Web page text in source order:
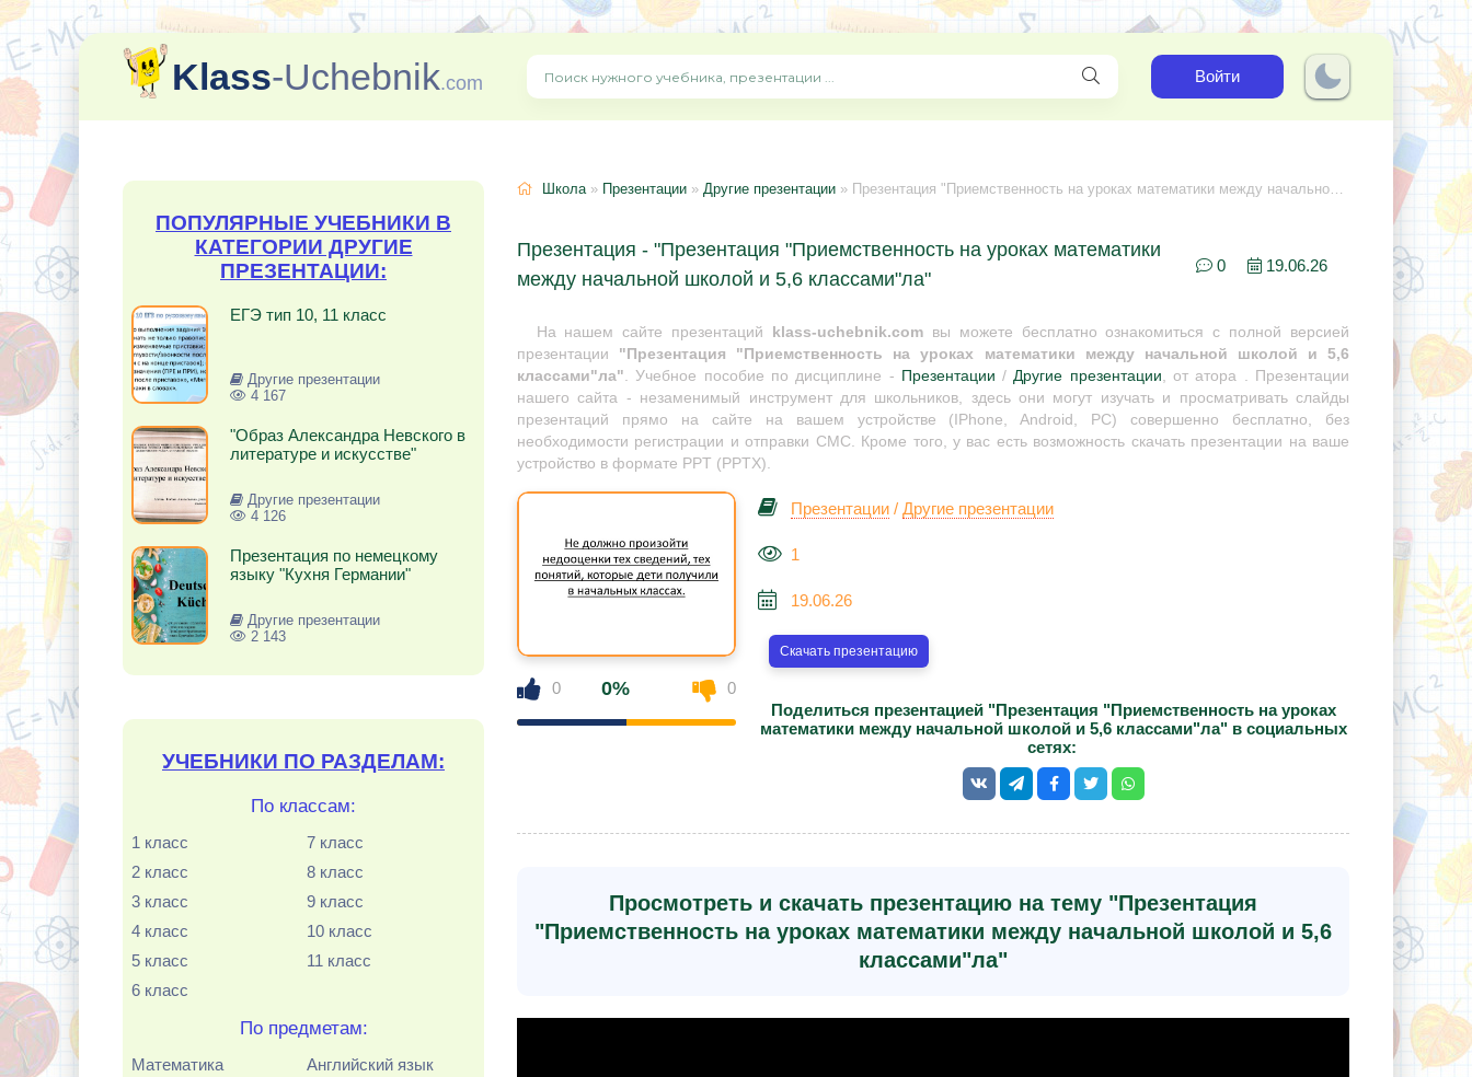
Klass-Uchebnik.com Войти
ПОПУЛЯРНЫЕ УЧЕБНИКИ В
КАТЕГОРИИ ДРУГИЕ
ПРЕЗЕНТАЦИИ:
ЕГЭ тип 10, 11 класс
Другие презентации
4 167
"Образ Александра Невского в
литературе и искусстве"
Другие презентации
4 126
Презентация по немецкому
языку "Кухня Германии"
Другие презентации
2 143
УЧЕБНИКИ ПО РАЗДЕЛАМ:
По классам:
1 класс
2 класс
3 класс
4 класс
5 класс
6 класс
7 класс
8 класс
9 класс
10 класс
11 класс
По предметам:
Математика
Английский язык
Школа» Презентации » Другие презентации » Презентация "Приемственность на уроках математики между начальной школой и 5,6 классами"ла
Презентация - "Презентация "Приемственность на уроках математики
между начальной школой и 5,6 классами"ла"
0 19.06.26
На нашем сайте презентаций klass-uchebnik.comвы можете бесплатно ознакомиться с полной версией
презентации "Презентация "Приемственность на уроках математики между начальной школой и 5,6
классами"ла". Учебное пособие по дисциплине - Презентации /Другие презентации, от атора . Презентации
нашего сайта - незаменимый инструмент для школьников, здесь они могут изучать и просматривать слайды
презентаций прямо на сайте на вашем устройстве (IPhone, Android, PC) совершенно бесплатно, без
необходимости регистрации и отправки СМС. Кроме того, у вас есть возможность скачать презентации на ваше
устройство в формате PPT (PPTX).
0 0% 0
Презентации / Другие презентации
1
19.06.26
Скачать презентацию
Поделиться презентацией "Презентация "Приемственность на уроках
математики между начальной школой и 5,6 классами"ла" в социальных
сетях:
Просмотреть и скачать презентацию на тему "Презентация
"Приемственность на уроках математики между начальной школой и 5,6
классами"ла"